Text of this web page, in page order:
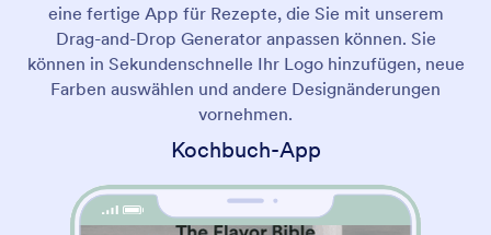
eine fertige App für Rezepte, die Sie mit unserem
Drag-and-Drop Generator anpassen können. Sie
können in Sekundenschnelle Ihr Logo hinzufügen, neue
Farben auswählen und andere Designänderungen
vornehmen.
Kochbuch-App